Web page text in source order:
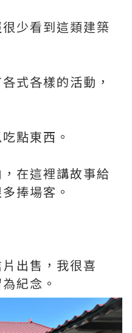
少看到這類建築
式各樣的活動，
點東西。
在這裡講故事給
捧場客。
出售，我很喜
紀念。